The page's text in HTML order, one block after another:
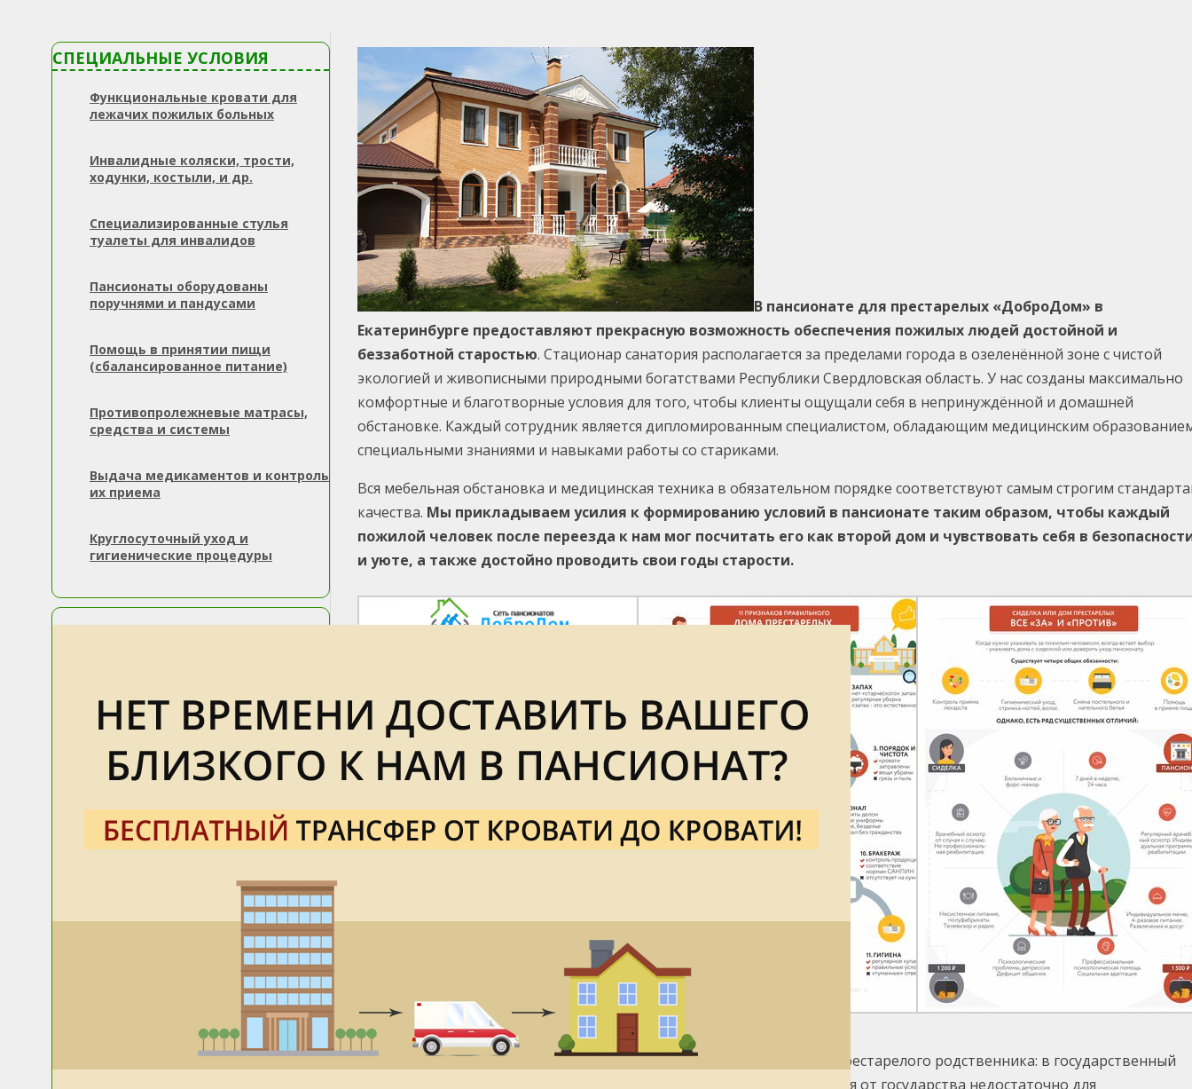
В пансионате для престарелых «ДоброДом» в
Екатеринбурге предоставляют прекрасную возможность обеспечения пожилых людей достойной и
беззаботной старостью. Стационар санатория располагается за пределами города в озеленённой зоне с чистой
экологией и живописными природными богатствами Республики Свердловская область. У нас созданы максимально
комфортные и благотворные условия для того, чтобы клиенты ощущали себя в непринуждённой и домашней
обстановке. Каждый сотрудник является дипломированным специалистом, обладающим медицинским
специальными знаниями и навыками работы со стариками.
Вся мебельная обстановка и медицинская техника в обязательном порядке соответствуют самым строгим
качества. Мы прикладываем усилия к формированию условий в пансионате таким образом, чтобы каждый
пожилой человек после переезда к нам мог посчитать его как второй дом и чувствовать себя в
и уюте, а также достойно проводить свои годы старости.
Если находитесь в раздумьях, в какой пансионат перевезти своего престарелого родственника: в государственный
(социальный» либо частный, то стоит учитывать, что финансирования от государства недостаточно для
СПЕЦИАЛЬНЫЕ УСЛОВИЯ
Функциональные кровати для
лежачих пожилых больных
Инвалидные коляски, трости,
ходунки, костыли, и др.
Специализированные стулья
туалеты для инвалидов
Пансионаты оборудованы
поручнями и пандусами
Помощь в принятии пищи
(сбалансированное питание)
Противопролежневые матрасы,
средства и системы
Выдача медикаментов и контроль
их приема
Круглосуточный уход и
гигиенические процедуры